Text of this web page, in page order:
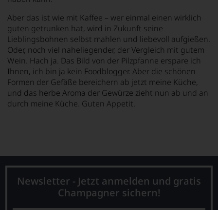
Aber das ist wie mit Kaffee – wer einmal einen wirklich
guten getrunken hat, wird in Zukunft seine
Lieblingsbohnen selbst mahlen und liebevoll aufgießen.
Oder, noch viel naheliegender, der Vergleich mit gutem
Wein. Hach ja. Das Bild von der Pilzpfanne erspare ich
Ihnen, ich bin ja kein Foodblogger. Aber die schönen
Formen der Gefäße bereichern ab jetzt meine Küche,
und das herbe Aroma der Gewürze zieht nun ab und an
durch meine Küche. Guten Appetit.
Newsletter - Jetzt anmelden und gratis
Champagner sichern!